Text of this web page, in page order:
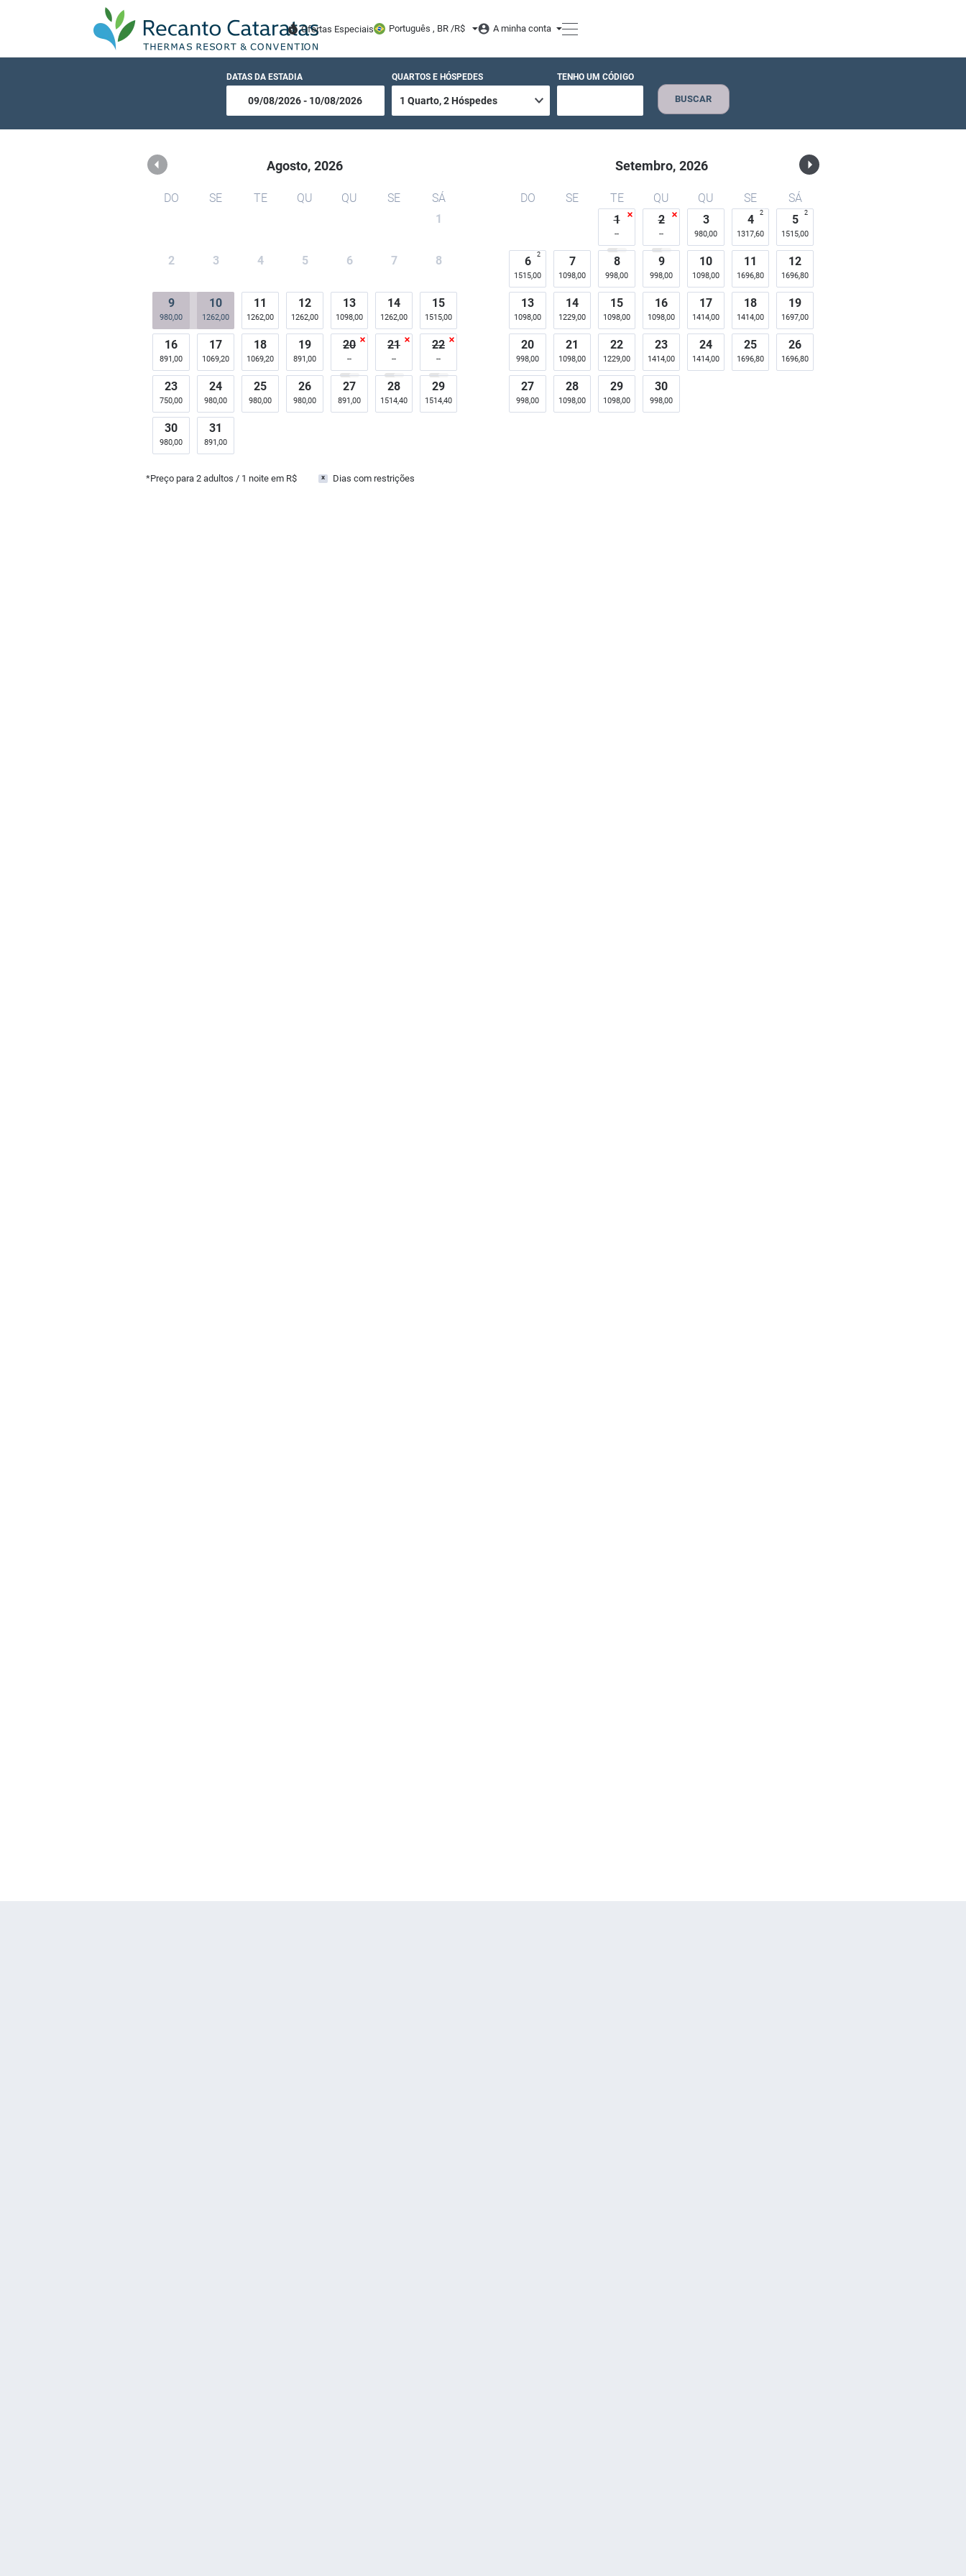
Recanto Cataratas - Thermas, Resort e Convention
Ofertas Especiais Português , BR /R$ A minha conta
DATAS DA ESTADIA QUARTOS E HÓSPEDES TENHO UM CÓDIGO
BUSCAR
Agosto, 2026
DO SE TE QU QU SE
SÁ
1
2 3 4 5 6 7 8
9
980,00
10
1262,00
11
1262,00
12
1262,00
13
1098,00
14
1262,00
15
1515,00
16
891,00
17
1069,20
18
1069,20
19
891,00
20 21 22
23
750,00
24
980,00
25
980,00
26
980,00
27
891,00
28
1514,40
29
1514,40
30
980,00
31
891,00
Setembro, 2026
DO SE TE QU QU SE
SÁ
1
2 3
980,00
4
1317,60
2 5
1515,00
2
6
1515,00
2 7
1098,00
8
998,00
9
998,00
10
1098,00
11
1696,80
12
1696,80
13
1098,00
14
1229,00
15
1098,00
16
1098,00
17
1414,00
18
1414,00
19
1697,00
20
998,00
21
1098,00
22
1229,00
23
1414,00
24
1414,00
25
1696,80
26
1696,80
27
998,00
28
1098,00
29
1098,00
30
998,00
*Preço para2 adultos / 1 noite em R$ x Dias com restrições